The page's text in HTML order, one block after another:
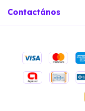
Contactános